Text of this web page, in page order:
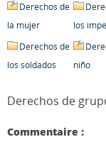
Derechos de
la mujer
los
Derechos de
los soldados
niño
Derechos de
Commentaire :